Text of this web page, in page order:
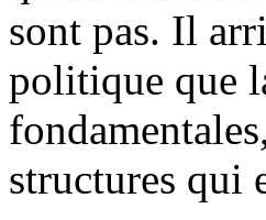
sont pas. Il
politique que
structures qui